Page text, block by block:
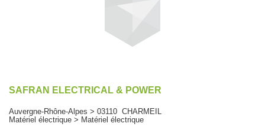
SAFRAN ELECTRICAL & POWER
Auvergne-Rhône-Alpes > 03110 CHARMEIL
Matériel électrique > Matériel électrique